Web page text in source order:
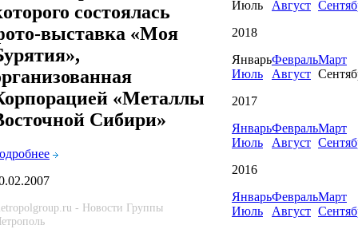
состоялась
выставка «Моя
«Металлы
Сибири»
- Новости Группы
Июль
Август
2018
ЯнварьФевральМарт
Июль
Август
2017
ЯнварьФевральМарт
Июль
Август
2016
ЯнварьФевральМарт
Июль
Август